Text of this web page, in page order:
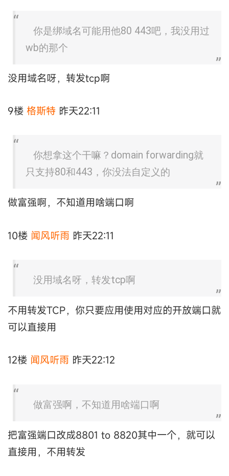
你是绑域名可能用他80 443吧，我没用过
wb的那个
没用域名呀，转发tcp啊
9楼 格斯特 昨天22:11
你想拿这个干嘛？domain forwarding就
只支持80和443，你没法自定义的
做富强啊，不知道用啥端口啊
10楼 闻风听雨 昨天22:11
没用域名呀，转发tcp啊
不用转发TCP，你只要应用使用对应的开放端口就
可以直接用
12楼 闻风听雨 昨天22:12
做富强啊，不知道用啥端口啊
把富强端口改成8801 to 8820其中一个，就可以
直接用，不用转发